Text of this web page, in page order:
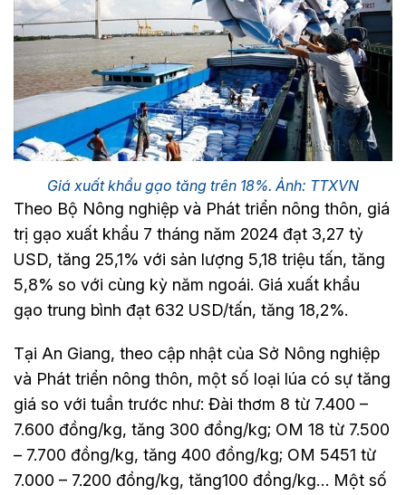
Giá xuất khẩu gạo tăng trên 18%. Ảnh: TTXVN
Theo Bộ Nông nghiệp và Phát triển nông thôn, giá
trị gạo xuất khẩu 7 tháng năm 2024 đạt 3,27 tỷ
USD, tăng 25,1% với sản lượng 5,18 triệu tấn, tăng
5,8% so với cùng kỳ năm ngoái. Giá xuất khẩu
gạo trung bình đạt 632 USD/tấn, tăng 18,2%.
Tại An Giang, theo cập nhật của Sở Nông nghiệp
và Phát triển nông thôn, một số loại lúa có sự tăng
giá so với tuần trước như: Đài thơm 8 từ 7.400 –
7.600 đồng/kg, tăng 300 đồng/kg; OM 18 từ 7.500
– 7.700 đồng/kg, tăng 400 đồng/kg; OM 5451 từ
7.000 – 7.200 đồng/kg, tăng100 đồng/kg… Một số